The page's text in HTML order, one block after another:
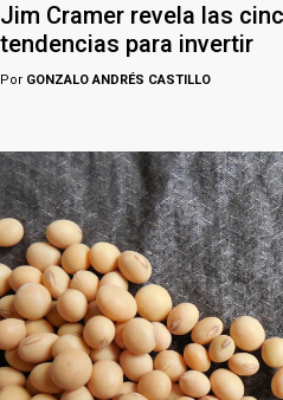
Jim Cramer revela las
tendencias para invertir
Por GONZALO ANDRÉS CASTILLO